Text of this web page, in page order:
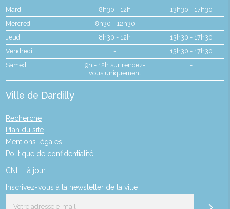
Mardi
8h30 - 12h
13h30 - 17h30
Mercredi
8h30 - 12h30
-
Jeudi
8h30 - 12h
13h30 - 17h30
Vendredi
-
13h30 - 17h30
Samedi
9h - 12h sur rendez-
vous uniquement
-
Ville de Dardilly
Recherche
Plan du site
Mentions légales
Politique de confidentialité
CNIL : à jour
Inscrivez-vous à la newsletter de la ville